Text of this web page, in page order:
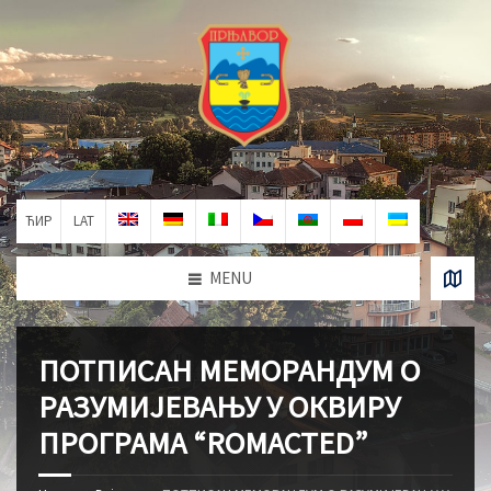
ЋИР LAT
MENU
ПОТПИСАН МЕМОРАНДУМ О
РАЗУМИЈЕВАЊУ У ОКВИРУ
ПРОГРАМА “ROMACTED”